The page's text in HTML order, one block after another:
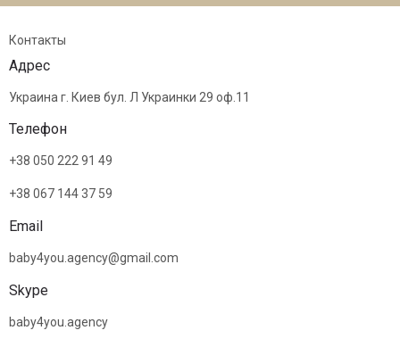
Контакты
Адрес
Украина г. Киев бул. Л Украинки 29 оф.11
Телефон
+38 050 222 91 49
+38 067 144 37 59
Email
baby4you.agency@gmail.com
Skype
baby4you.agency